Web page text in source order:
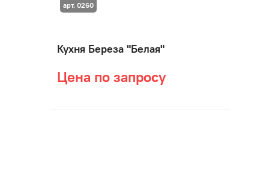
Кухня Береза "Белая"
Цена по запросу
арт. 0260